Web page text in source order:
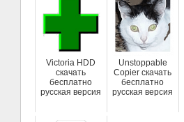
Victoria HDD
скачать
бесплатно
русская версия
Unstoppable
Copier скачать
бесплатно
русская версия